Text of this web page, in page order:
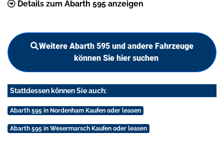
Details zum Abarth 595 anzeigen
Weitere Abarth 595 und andere Fahrzeuge
können Sie hier suchen
Stattdessen können Sie auch:
Abarth 595 in Nordenham Kaufen oder leasen
Abarth 595 in Wesermarsch Kaufen oder leasen